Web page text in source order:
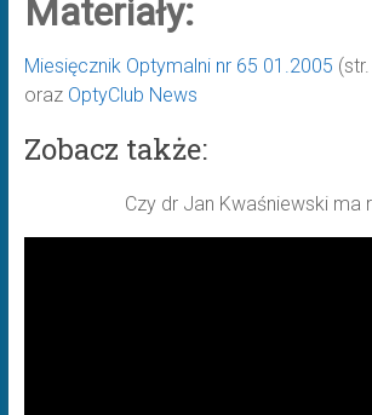
Materiały:
Miesięcznik Optymalni nr 65 01.2005
oraz OptyClub News
Zobacz także:
Czy dr Jan Kwaśniewski ma